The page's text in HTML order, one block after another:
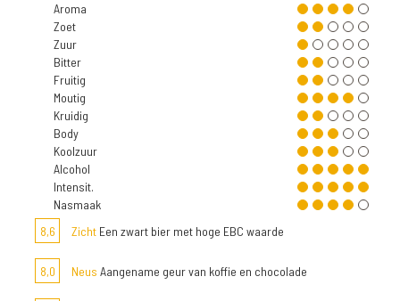
Aroma
Zoet
Zuur
Bitter
Fruitig
Moutig
Kruidig
Body
Koolzuur
Alcohol
Intensit.
Nasmaak
8,6
Zicht Een zwart bier met hoge EBC waarde
8,0 Neus Aangename geur van koffie en chocolade